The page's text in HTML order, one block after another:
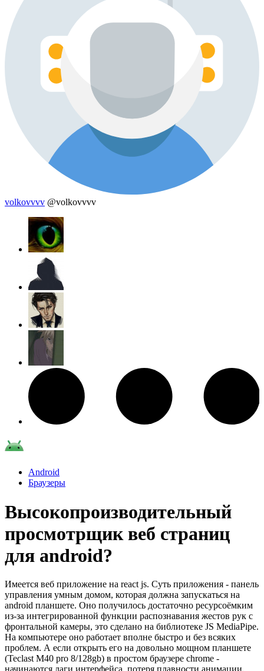
volkovvvv @volkovvvv
Android
Браузеры
Высокопроизводительный
просмотрщик веб страниц
для android?
Имеется веб приложение на react js. Суть приложения - панель
управления умным домом, которая должна запускаться на
android планшете. Оно получилось достаточно ресурсоёмким
из-за интегрированной функции распознавания жестов рук с
фронтальной камеры, это сделано на библиотеке JS MediaPipe.
На компьютере оно работает вполне быстро и без всяких
проблем. А если открыть его на довольно мощном планшете
(Teclast M40 pro 8/128gb) в простом браузере chrome -
начинаются лаги интерфейса, потеря плавности анимации,